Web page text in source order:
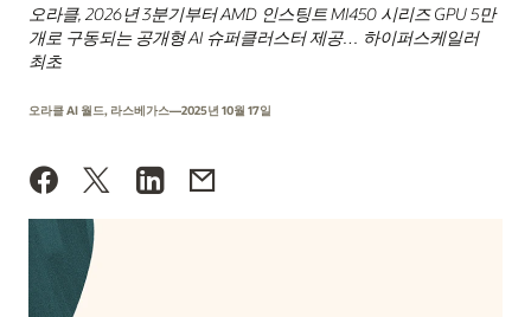
오라클, 2026년 3분기부터 AMD 인스팅트 MI450 시리즈 GPU 5만
개로 구동되는 공개형 AI 슈퍼클러스터 제공… 하이퍼스케일러
최초
오라클 AI 월드, 라스베가스—2025년 10월 17일